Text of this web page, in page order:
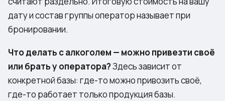
дату и состав группы оператор называет при
бронировании.
Что делать с алкоголем — можно привезти своё
или брать у оператора?Здесь зависит от
конкретной базы: где-то можно привозить своё,
где-то работает только продукция базы.